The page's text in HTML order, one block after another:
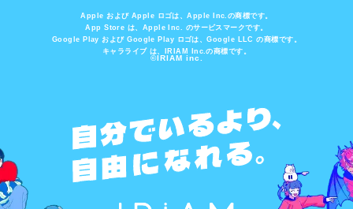
Apple および Apple ロゴは、Apple Inc.の商標です。
App Store は、Apple Inc. のサービスマークです。
Google Play および Google Play ロゴは、Google LLC の商標です。
キャラライブ は、IRIAM Inc.の商標です。
©IRIAM inc.